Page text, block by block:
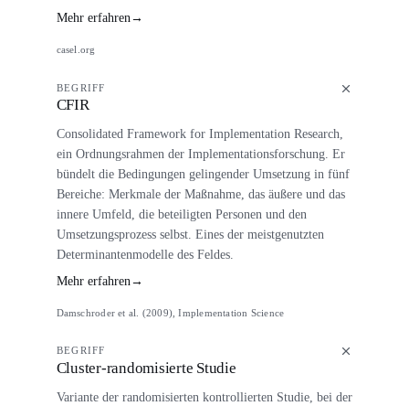
Mehr erfahren →
casel.org
BEGRIFF
CFIR
Consolidated Framework for Implementation Research,
ein Ordnungsrahmen der Implementationsforschung. Er
bündelt die Bedingungen gelingender Umsetzung in fünf
Bereiche: Merkmale der Maßnahme, das äußere und das
innere Umfeld, die beteiligten Personen und den
Umsetzungsprozess selbst. Eines der meistgenutzten
Determinantenmodelle des Feldes.
Mehr erfahren →
Damschroder et al. (2009), Implementation Science
BEGRIFF
Cluster-randomisierte Studie
Variante der randomisierten kontrollierten Studie, bei der